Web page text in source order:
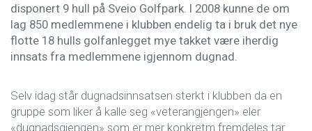
disponert 9 hull på Sveio Golfpark. I 2008 kunne de om
lag 850 medlemmene i klubben endelig ta i bruk det nye
flotte 18 hulls golfanlegget mye takket være iherdig
innsats fra medlemmene igjennom dugnad.
Selv idag står dugnadsinnsatsen sterkt i klubben da en
gruppe som liker å kalle seg «veterangjengen» eler
«dugnadsgjengen» som er mer konkretm fremdeles tar